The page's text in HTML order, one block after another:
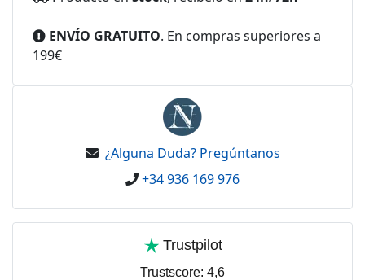
ENVÍO GRATUITO. En compras superiores a
199€
¿Alguna Duda? Pregúntanos
+34 936 169 976
Trustpilot
Trustscore: 4,6